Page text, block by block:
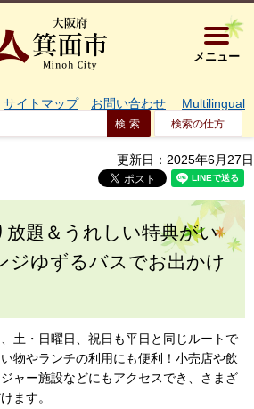
大阪府箕
メニュー
サイトマップ お問い合わせ Multilingual
検索の仕方
更新日：2025年6月27日
放題＆うれしい特典がい
ジゆずるバスでお出かけ
土・日曜日、祝日も平日と同じルートで
物やランチの利用にも便利！小売店や飲
ャー施設などにもアクセスでき、さまざ
ます。